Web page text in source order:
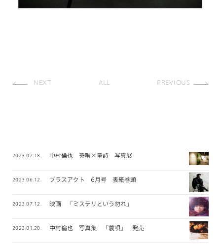
NEXT ALL PREVIOUS
2023.07.18. 中村倫也 蓑唄×童詩 写真展
2023.06.12. プラスアクト 6月号 表紙巻頭
2023.07.12. 映画 「ミステリという勿れ」
2023.01.20. 中村倫也 写真集 「蓑唄」 発売